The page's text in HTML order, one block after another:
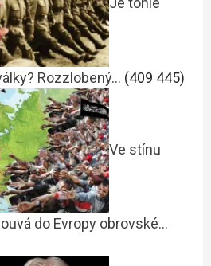
Rozzlobený… (409 445)
Ve stínu
do Evropy obrovské…